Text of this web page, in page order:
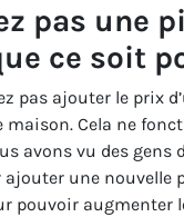
pas une
ce soit
pas ajouter le prix
maison. Cela ne
avons vu des gens
une nouvelle
pouvoir augmenter